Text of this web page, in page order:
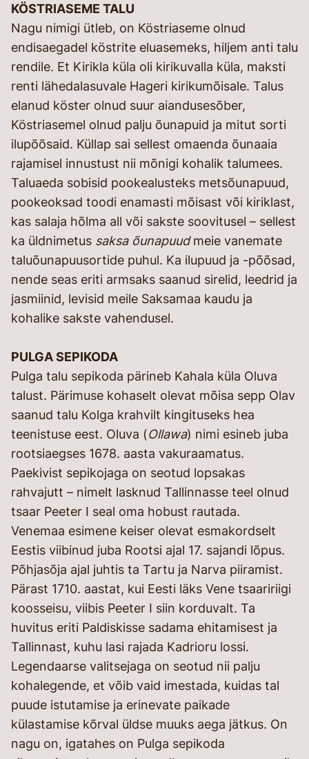
KÖSTRIASEME TALU
Nagu nimigi ütleb, on Köstriaseme olnud
endisaegadel köstrite eluasemeks, hiljem anti talu
rendile. Et Kirikla küla oli kirikuvalla küla, maksti
renti lähedalasuvale Hageri kirikumõisale. Talus
elanud köster olnud suur aiandusesõber,
Köstriasemel olnud palju õunapuid ja mitut sorti
ilupõõsaid. Küllap sai sellest omaenda õunaaia
rajamisel innustust nii mõnigi kohalik talumees.
Taluaeda sobisid pookealusteks metsõunapuud,
pookeoksad toodi enamasti mõisast või kiriklast,
kas salaja hõlma all või sakste soovitusel – sellest
ka üldnimetus saksa õunapuudmeie vanemate
taluõunapuusortide puhul. Ka ilupuud ja -põõsad,
nende seas eriti armsaks saanud sirelid, leedrid ja
jasmiinid, levisid meile Saksamaa kaudu ja
kohalike sakste vahendusel.
PULGA SEPIKODA
Pulga talu sepikoda pärineb Kahala küla Oluva
talust. Pärimuse kohaselt olevat mõisa sepp Olav
saanud talu Kolga krahvilt kingituseks hea
teenistuse eest. Oluva (Ollawa) nimi esineb juba
rootsiaegses 1678. aasta vakuraamatus.
Paekivist sepikojaga on seotud lopsakas
rahvajutt – nimelt lasknud Tallinnasse teel olnud
tsaar Peeter I seal oma hobust rautada.
Venemaa esimene keiser olevat esmakordselt
Eestis viibinud juba Rootsi ajal 17. sajandi lõpus.
Põhjasõja ajal juhtis ta Tartu ja Narva piiramist.
Pärast 1710. aastat, kui Eesti läks Vene tsaaririigi
koosseisu, viibis Peeter I siin korduvalt. Ta
huvitus eriti Paldiskisse sadama ehitamisest ja
Tallinnast, kuhu lasi rajada Kadrioru lossi.
Legendaarse valitsejaga on seotud nii palju
kohalegende, et võib vaid imestada, kuidas tal
puude istutamise ja erinevate paikade
külastamise kõrval üldse muuks aega jätkus. On
nagu on, igatahes on Pulga sepikoda